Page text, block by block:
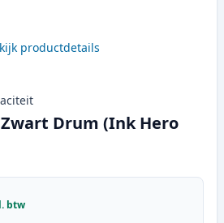
productdetails
Drum (Ink Hero
btw